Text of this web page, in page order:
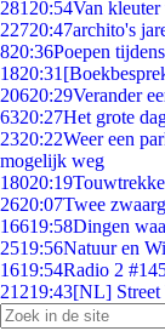
281 20:54Van kleuter
22720:47archito's
820:36Poepen
1820:31
20620:29Verander
6320:27Het grote
2320:22Weer een
mogelijk weg
18020:19
2620:07Twee
16619:58Dingen
2519:56Natuur en
1619:54Radio 2
21219:43[NL]